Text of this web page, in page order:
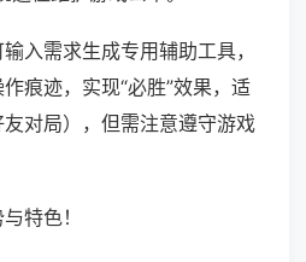
入需求生成专用辅助工具，
痕迹，实现“必胜”效果，适
对局），但需注意遵守游戏
特色！